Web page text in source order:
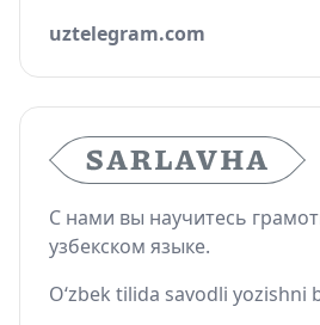
uztelegram.com
С нами вы научитесь
узбекском языке.
O‘zbek tilida savodli yozishni